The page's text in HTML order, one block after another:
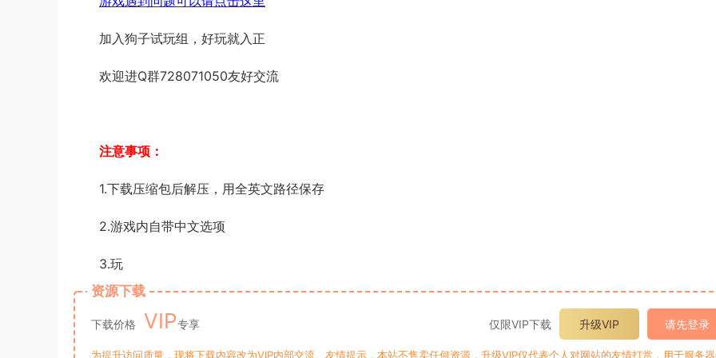
加入狗子试玩组，好玩就入正
欢迎进Q群728071050友好交流
注意事项：
1.下载压缩包后解压，用全英文路径保存
2.游戏内自带中文选项
3.玩
资源下载
下载价格 VIP专享 仅限VIP下载 升级VIP 请先登录
为提升访问质量，现将下载内容改为VIP内部交流。友情提示，本站不售卖任何资源，升级VIP仅代表个人对网站的友情打赏，用于服务